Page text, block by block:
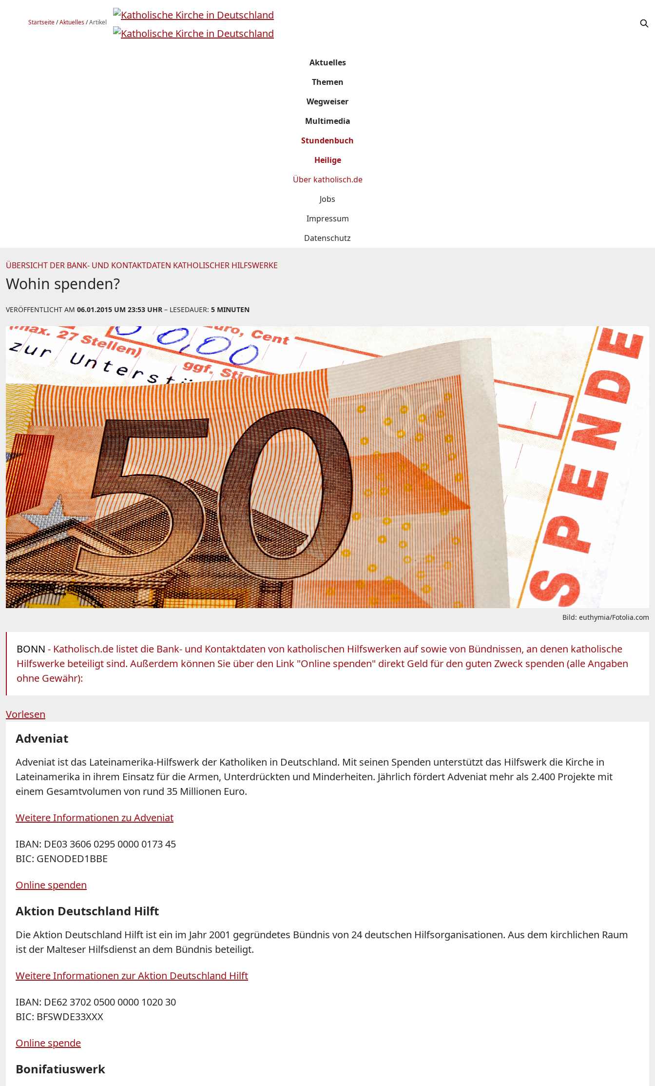
Startseite/Aktuelles/Artikel
Aktuelles
Themen
Wegweiser
Multimedia
Stundenbuch
Heilige
Über katholisch.de
Jobs
Impressum
Datenschutz
ÜBERSICHT DER BANK- UND KONTAKTDATEN KATHOLISCHER HILFSWERKE
Wohin spenden?
VERÖFFENTLICHT AM 06.01.2015 UM 23:53 UHR – LESEDAUER: 5 MINUTEN
Bild: euthymia/Fotolia.com
BONN - Katholisch.de listet die Bank- und Kontaktdaten von katholischen Hilfswerken auf sowie von Bündnissen, an denen katholische
Hilfswerke beteiligt sind. Außerdem können Sie über den Link "Online spenden" direkt Geld für den guten Zweck spenden (alle Angaben
ohne Gewähr):
Vorlesen
Adveniat
Adveniat ist das Lateinamerika-Hilfswerk der Katholiken in Deutschland. Mit seinen Spenden unterstützt das Hilfswerk die Kirche in
Lateinamerika in ihrem Einsatz für die Armen, Unterdrückten und Minderheiten. Jährlich fördert Adveniat mehr als 2.400 Projekte mit
einem Gesamtvolumen von rund 35 Millionen Euro.
Weitere Informationen zu Adveniat
IBAN: DE03 3606 0295 0000 0173 45
BIC: GENODED1BBE
Online spenden
Aktion Deutschland Hilft
Die Aktion Deutschland Hilft ist ein im Jahr 2001 gegründetes Bündnis von 24 deutschen Hilfsorganisationen. Aus dem kirchlichen Raum
ist der Malteser Hilfsdienst an dem Bündnis beteiligt.
Weitere Informationen zur Aktion Deutschland Hilft
IBAN: DE62 3702 0500 0000 1020 30
BIC: BFSWDE33XXX
Online spende
Bonifatiuswerk